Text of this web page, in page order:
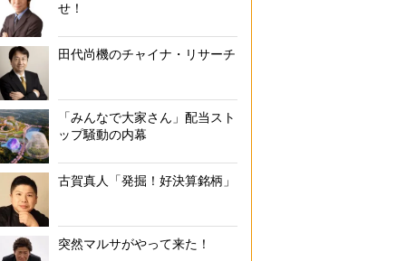
せ！
田代尚機のチャイナ・リサーチ
「みんなで大家さん」配当スト
ップ騒動の内幕
古賀真人「発掘！好決算銘柄」
突然マルサがやって来た！